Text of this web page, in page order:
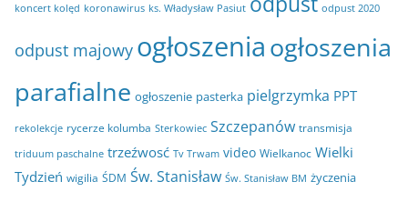
koncert kolęd koronawirus ks. Władysław Pasiut odpust 2020
odpust majowy ogłoszeniaogłoszenia
parafialne ogłoszenie pasterka pielgrzymka PPT
rekolekcje rycerze kolumba Sterkowiec Szczepanów transmisja
triduum paschalne trzeźwosć Tv Trwam video Wielkanoc Wielki
Tydzień wigilia ŚDM Św. Stanisław Św. Stanisław BM życzenia